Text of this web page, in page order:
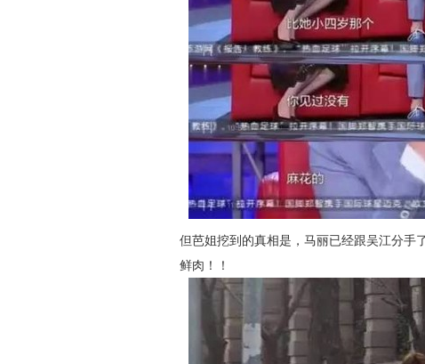
但芭姐挖到的真相是，马丽已经跟吴江分手
鲜肉！！